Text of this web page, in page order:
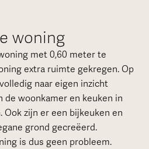
woning
met 0,60 meter te
extra ruimte gekregen. Op
naar eigen inzicht
de woonkamer en keuken in
zijn er een bijkeuken en
grond gecreëerd.
is dus geen probleem.